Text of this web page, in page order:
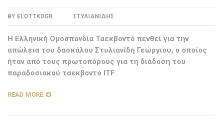
BY ELOTTKDGR ΣΤΥΛΙΑΝΊΔΗΣ
H Ελληνική Ομοσπονδία Ταεκβοντό πενθεί για την
απώλεια του δασκάλου Στυλιανίδη Γεώργιου, ο οποίος
ήταν από τους πρωτοπόρους για τη διάδοση του
παραδοσιακού ταεκβοντό ITF
READ MORE